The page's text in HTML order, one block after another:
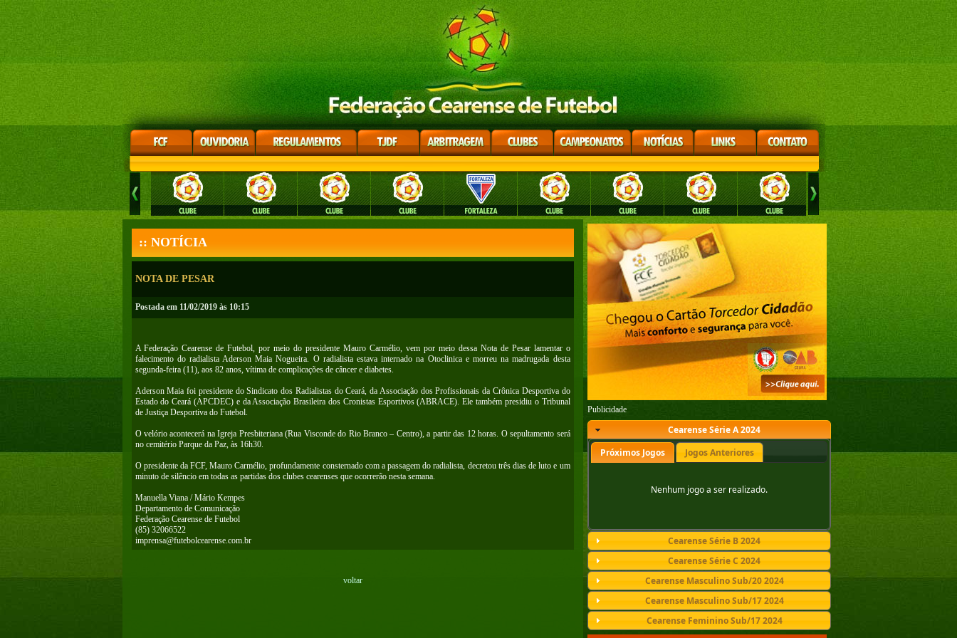
:: NOTÍCIA
NOTA DE PESAR
Postada em 11/02/2019 às 10:15
A Federação Cearense de Futebol, por meio do presidente Mauro Carmélio, vem por meio dessa Nota de Pesar lamentar o
falecimento do radialista Aderson Maia Nogueira. O radialista estava internado na Otoclinica e morreu na madrugada desta
segunda-feira (11), aos 82 anos, vítima de complicações de câncer e diabetes.
Aderson Maia foi presidente do Sindicato dos Radialistas do Ceará, da Associação dos Profissionais da Crônica Desportiva do
Estado do Ceará (APCDEC) e da Associação Brasileira dos Cronistas Esportivos (ABRACE). Ele também presidiu o Tribunal
de Justiça Desportiva do Futebol.
O velório acontecerá na Igreja Presbiteriana (Rua Visconde do Rio Branco – Centro), a partir das 12 horas. O sepultamento será
no cemitério Parque da Paz, às 16h30.
O presidente da FCF, Mauro Carmélio, profundamente consternado com a passagem do radialista, decretou três dias de luto e um
minuto de silêncio em todas as partidas dos clubes cearenses que ocorrerão nesta semana.
Manuella Viana / Mário Kempes
Departamento de Comunicação
Federação Cearense de Futebol
(85) 32066522
imprensa@futebolcearense.com.br
voltar
Publicidade
Cearense Série A 2024
Próximos Jogos
Jogos Anteriores
Nenhum jogo a ser realizado.
Cearense Série B 2024
Cearense Série C 2024
Cearense Masculino Sub/20 2024
Cearense Masculino Sub/17 2024
Cearense Feminino Sub/17 2024